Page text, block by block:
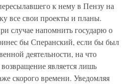
к нему в Пензу на
все свои проекты и планы.
случае напомнить государю о
бы Сперанский, если бы был
деятельности, на что
является лишь
скорого времени. Уведомляя